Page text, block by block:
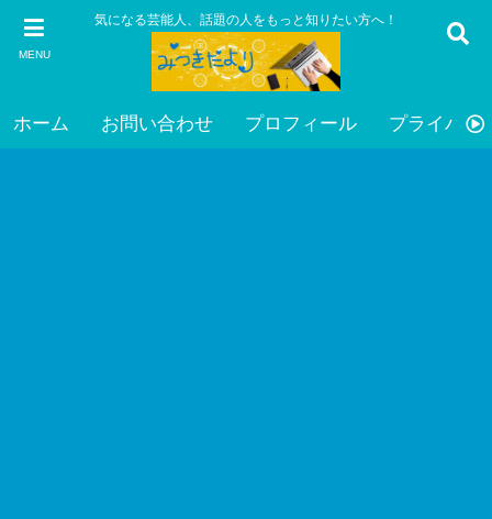
MENU
気になる芸能人、話題の人をもっと知りたい方へ！
ホーム お問い合わせ プロフィール プライバシ